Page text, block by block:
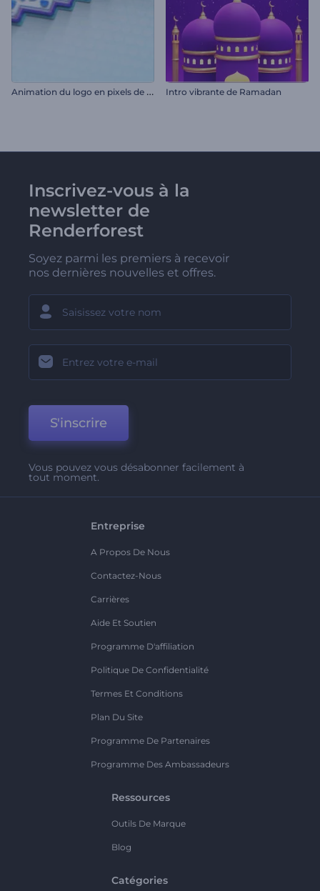
A
nimation du logo en pixels de glitch Intro vibrante de Ramadan
Inscrivez-vous à la
newsletter de
Renderforest
Soyez parmi les premiers à recevoir
nos dernières nouvelles et offres.
S'inscrire
Vous pouvez vous désabonner facilement à
tout moment.
Entreprise
A Propos De Nous
Contactez-Nous
Carrières
Aide Et Soutien
Programme D'affiliation
Politique De Confidentialité
Termes Et Conditions
Plan Du Site
Programme De Partenaires
Programme Des Ambassadeurs
Ressources
Outils De Marque
Blog
Catégories